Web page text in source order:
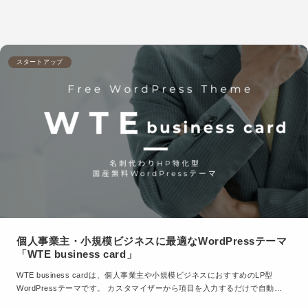
スタートアップ
個人事業主・小規模ビジネスに最適なWordPressテーマ
「WTE business card」
WTE business cardは、個人事業主や小規模ビジネスにおすすめのLP型
WordPressテーマです。 カスタマイザーから項目を入力するだけで自動…